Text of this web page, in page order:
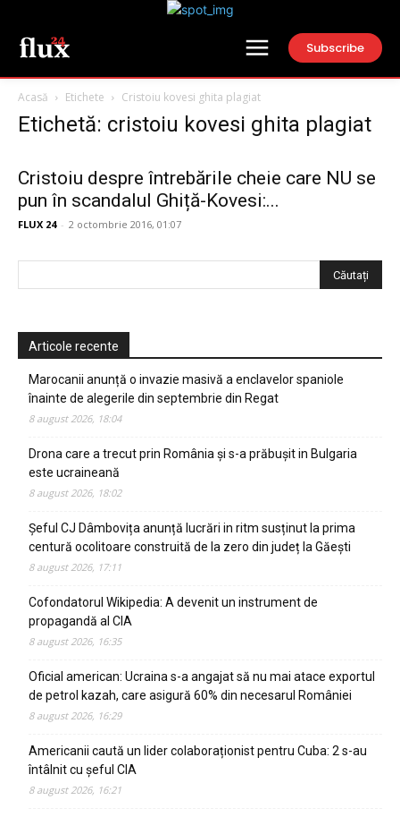
Subscribe
Acasă Etichete Cristoiu kovesi ghita plagiat
Etichetă: cristoiu kovesi ghita plagiat
Cristoiu despre întrebările cheie care NU se
pun în scandalul Ghiță-Kovesi:...
FLUX 24 - 2 octombrie 2016, 01:07
Articole recente
Marocanii anunță o invazie masivă a enclavelor spaniole
înainte de alegerile din septembrie din Regat
8 august 2026, 18:04
Drona care a trecut prin România și s-a prăbușit in Bulgaria
este ucraineană
8 august 2026, 18:02
Șeful CJ Dâmbovița anunță lucrări in ritm susținut la prima
centură ocolitoare construită de la zero din județ la Găești
8 august 2026, 17:11
Cofondatorul Wikipedia: A devenit un instrument de
propagandă al CIA
8 august 2026, 16:35
Oficial american: Ucraina s-a angajat să nu mai atace exportul
de petrol kazah, care asigură 60% din necesarul României
8 august 2026, 16:29
Americanii caută un lider colaboraționist pentru Cuba: 2 s-au
întâlnit cu șeful CIA
8 august 2026, 16:21